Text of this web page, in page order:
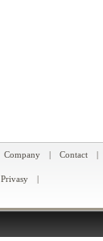
Company| Contact|
Privasy|